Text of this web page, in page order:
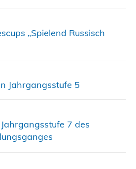
„Spielend Russisch
Jahrgangsstufe 5
7 des